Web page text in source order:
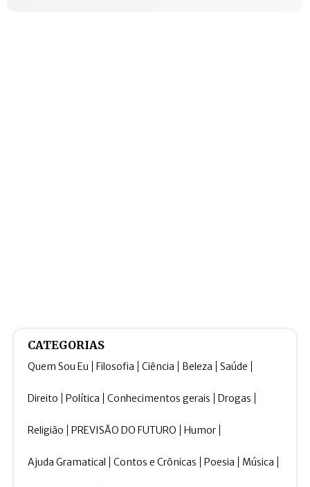
CATEGORIAS
Quem Sou Eu Filosofia Ciência Beleza Saúde
Direito Política Conhecimentos gerais Drogas
Religião PREVISÃO DO FUTURO Humor
Ajuda Gramatical Contos e Crônicas Poesia Música